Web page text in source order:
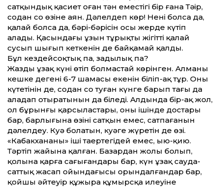
сатқындық қасиет оған тән еместігі бір ғана Тәңір,
содан соң өзіне аян. Дәлелдеп көр! Нені болса да,
қалай болса да, бәрі-бәрісін осы жерде күтіп
алады. Қасындағы ұзын тұрықты жігіттің қалай
сусып шығып кеткенін де байқамай қалды.
Бұл кез­дейсоқтық па, заңдылық па?
Жаздың ұзақ күні өтіп болмастай көрінген. Алманың
кешке дегені 6-7 шамасы екенін біліп-ақ тұр. Оның
күтетінін де, содан соң туған күнге барып тағы да
алаңдап отыратынын да біледі. Алдында бір-ақ жол,
ол бұрынғы қарсыластары, оның ішінде достары
бар, барлығына өзінің сатқын емес, сатпағанын
дәлелдеу. Куә болатын, куәге жүретін де өзі.
«Кабакхананың» іші таңертеңгідей емес, ыю-қию.
Тәртіп жайына қалған. Базардан жолы болып,
қолына қарға саңғығандары бар, күн ұзақ сауда-
сат­тық жасап ойындағысы орындалғандар бар,
қойшы әйтеуір құжыра құмырсқа илеуіне